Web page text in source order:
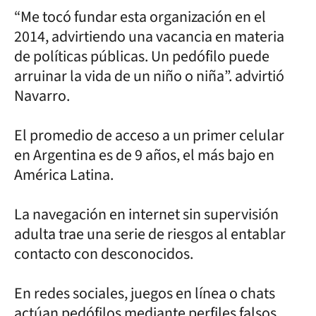
“Me tocó fundar esta organización en el
2014, advirtiendo una vacancia en materia
de políticas públicas. Un pedófilo puede
arruinar la vida de un niño o niña”. advirtió
Navarro.
El promedio de acceso a un primer celular
en Argentina es de 9 años, el más bajo en
América Latina.
La navegación en internet sin supervisión
adulta trae una serie de riesgos al entablar
contacto con desconocidos.
En redes sociales, juegos en línea o chats